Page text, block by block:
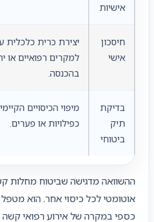
אישיות
חיסכון
אישי
יצירת כרית כלכלית
למקרים רפואיים או
בהכנסה.
בדיקת
תיק
ביטוחי
מיפוי הכיסויים
כפילויות או פערים.
ההשוואה מדגישה שביטוח מחלות
אוטומטי לכל כיסוי אחר. הוא מטפל
כספי במקרה של אירוע רפואי קשה